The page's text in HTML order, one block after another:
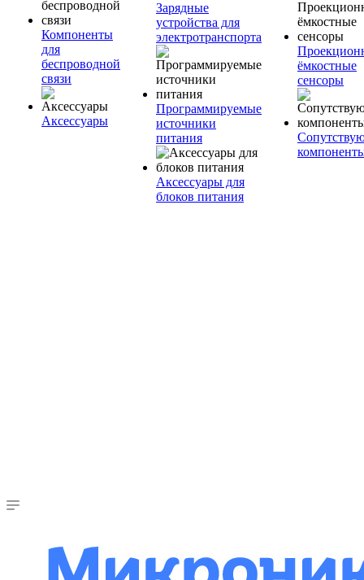
Компоненты
для
беспроводной
связи
Аксессуары
Зарядные
устройства для
электротранспорта
Программируемые
источники
питания
Аксессуары для
блоков питания
ёмкостные
сенсоры